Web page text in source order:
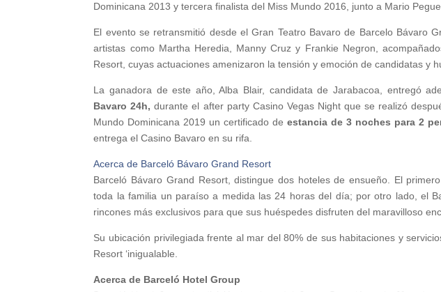
Dominicana 2013 y tercera finalista del Miss Mundo 2016, junto a Mario
El evento se retransmitió desde el Gran Teatro Bavaro de Barcelo Bávaro
artistas como Martha Heredia, Manny Cruz y Frankie Negron,
Resort, cuyas actuaciones amenizaron la tensión y emoción de candidatas y
La ganadora de este año, Alba Blair, candidata de Jarabacoa, entregó
Bavaro 24h,durante el after party Casino Vegas Night que se realizó
Mundo Dominicana 2019 un certificado de estancia de 3 noches para 2
entrega el Casino Bavaro en su rifa.
Acerca de Barceló Bávaro Grand Resort
Barceló Bávaro Grand Resort, distingue dos hoteles de ensueño. El
toda la familia un paraíso a medida las 24 horas del día; por otro lado, el
rincones más exclusivos para que sus huéspedes disfruten del maravilloso
Su ubicación privilegiada frente al mar del 80% de sus habitaciones y
Resort ‘inigualable.
Acerca de Barceló Hotel Group